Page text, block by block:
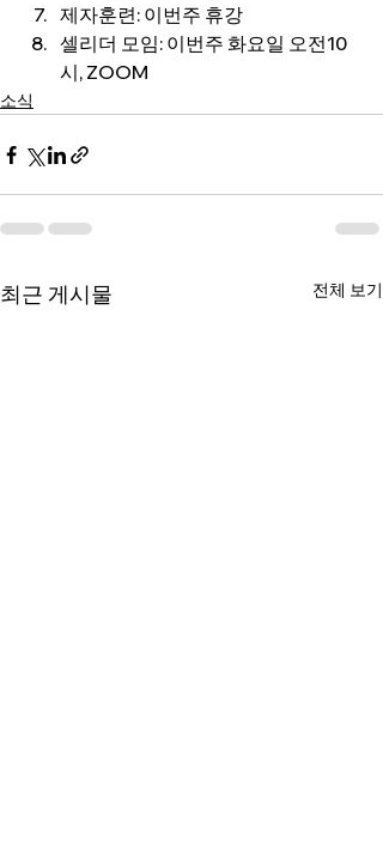
제자훈련: 이번주 휴강
셀리더 모임: 이번주 화요일 오전10
시, ZOOM
소식
최근 게시물 전체 보기